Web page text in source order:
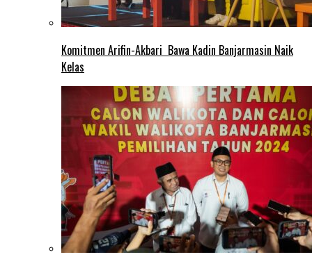
Komitmen Arifin-Akbari Bawa Kadin Banjarmasin Naik
Kelas